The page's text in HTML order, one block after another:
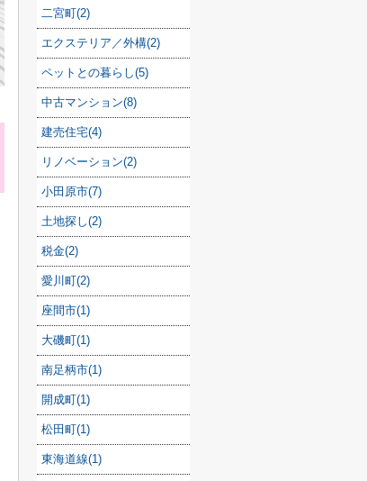
二宮町(2)
エクステリア／外構(2)
ペットとの暮らし(5)
中古マンション(8)
建売住宅(4)
リノベーション(2)
小田原市(7)
土地探し(2)
税金(2)
愛川町(2)
座間市(1)
大磯町(1)
南足柄市(1)
開成町(1)
松田町(1)
東海道線(1)